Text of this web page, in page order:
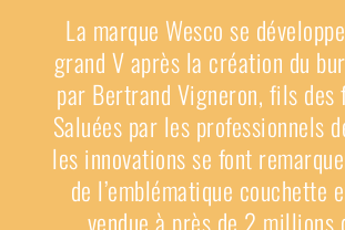
La marque Wesco se
grand V après la création du
par Bertrand Vigneron, fils des
Saluées par les professionnels
les innovations se font
de l’emblématique couchette
vendue à près de 2 millions